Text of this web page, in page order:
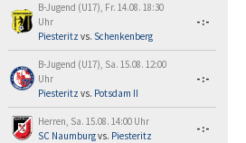
B-Jugend (U17), Fr. 14.08. 18:30
Uhr
Piesteritz vs. Schenkenberg
-:-
B-Jugend (U17), Sa. 15.08. 12:00
Uhr
Piesteritz vs. Potsdam II
-:-
Herren, Sa. 15.08. 14:00 Uhr
SC Naumburgvs. Piesteritz
-:-